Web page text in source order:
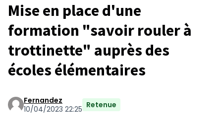
Mise en place d'une
formation "savoir rouler à
trottinette" auprès des
écoles élémentaires
Fernandez
10/04/2023 22:25 Retenue